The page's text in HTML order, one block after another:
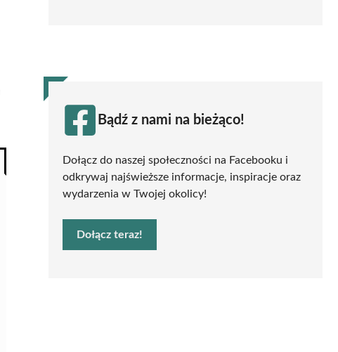
Bądź z nami na bieżąco!
Dołącz do naszej społeczności na Facebooku i
odkrywaj najświeższe informacje, inspiracje oraz
wydarzenia w Twojej okolicy!
Dołącz teraz!